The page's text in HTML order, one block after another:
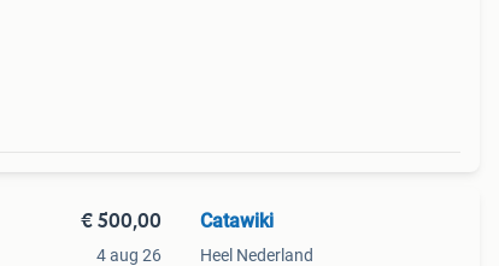
€ 500,00
4 aug 26
Catawiki
Heel Nederland